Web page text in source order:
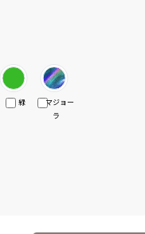
緑
マジョー
ラ